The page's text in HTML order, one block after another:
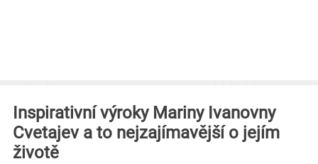
Inspirativní výroky Mariny Ivanovny
Cvetajev a to nejzajímavější o jejím
životě